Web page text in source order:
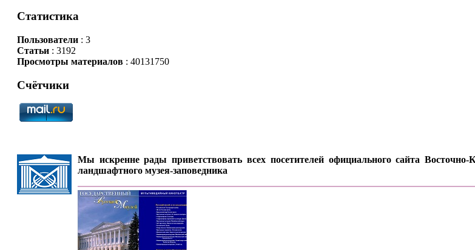
Статистика
Пользователи: 3
Статьи: 3192
Просмотры материалов: 40131750
Счётчики
Мы искренне рады приветствовать всех посетителей официального сайта Восточно-
ландшафтного музея-заповедника